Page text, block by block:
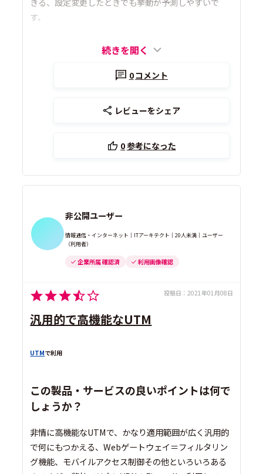
す、
続きを開く
0コメント
レビューをシェア
0参考になった
非公開ユーザー
情報通信・インターネット｜ITアーキテクト｜20人未満｜ユーザー
（利用者）
企業所属 確認済 利用画像確認
投稿日： 2021年01月08日
汎用的で高機能なUTM
UTMで利用
この製品・サービスの良いポイントは何で
しょうか？
非情に高機能なUTMで、かなり適用範囲が広く汎用的
で何にもつかえる、Webゲートウェイ＝フィルタリン
グ機能、モバイルアクセス制御その他といろいろある